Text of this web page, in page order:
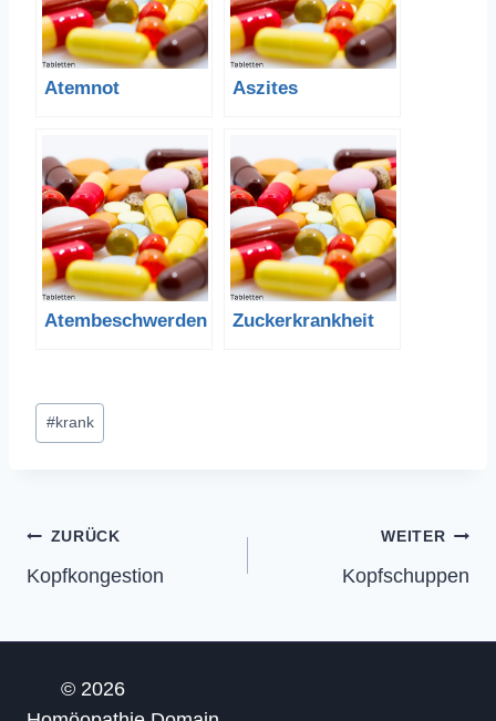
Atemnot Aszites
Atembeschwerden Zuckerkrankheit
Schlagworte:
#krank
Beitragsnavigation
ZURÜCK
Kopfkongestion
WEITER
Kopfschuppen
© 2026